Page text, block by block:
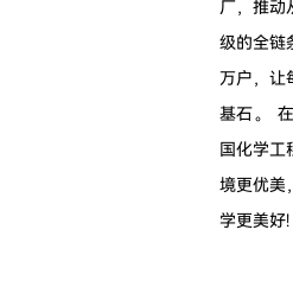
厂，推动
级的全链
万户，让
基石。
国化学工
境更优美
学更美好!